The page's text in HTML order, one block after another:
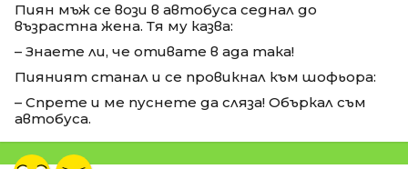
Пиян мъж се вози в автобуса седнал до
възрастна жена. Тя му казва:
– Знаете ли, че отивате в ада така!
Пияният станал и се провикнал към шофьора:
– Спрете и ме пуснете да сляза! Объркал съм
автобуса.